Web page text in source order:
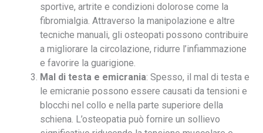
sportive, artrite e condizioni dolorose come la
fibromialgia. Attraverso la manipolazione e altre
tecniche manuali, gli osteopati possono contribuire
a migliorare la circolazione, ridurre l’infiammazione
e favorire la guarigione.
Mal di testa e emicrania: Spesso, il mal di testa e
le emicranie possono essere causati da tensioni e
blocchi nel collo e nella parte superiore della
schiena. L’osteopatia può fornire un sollievo